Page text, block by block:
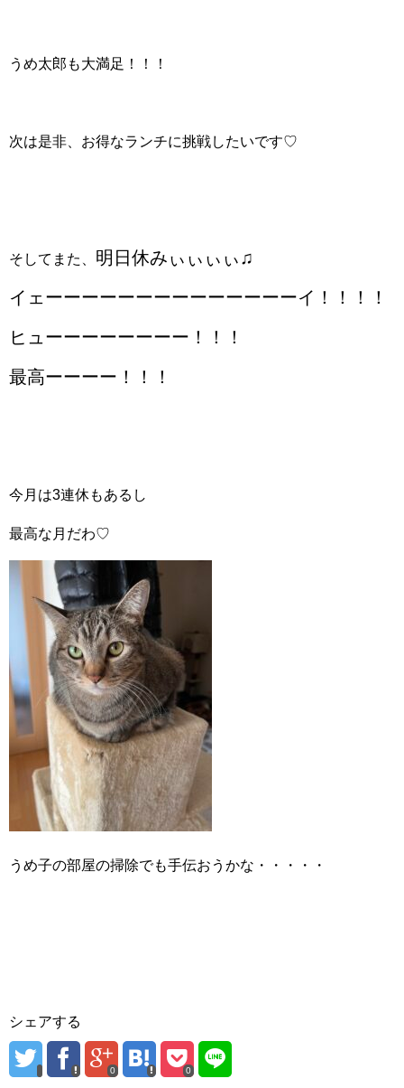
うめ太郎も大満足！！！
次は是非、お得なランチに挑戦したいです♡
そしてまた、 明日休みぃぃぃぃ♫
イェーーーーーーーーーーーーーーイ！！！！
ヒューーーーーーーー！！！
最高ーーーー！！！
今月は3連休もあるし
最高な月だわ♡
うめ子の部屋の掃除でも手伝おうかな・・・・・
シェアする
0 0